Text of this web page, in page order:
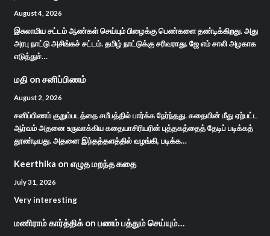
August 4, 2026
இசுலாமிய சட்டம் ஆண்கள் செய்யும் பிழைக்கு பெண்களை தண்டிக்கிறது. அது
அரபு நாட்டு அசிங்கச் சட்டம். தமிழ் நாட்டுக்கு சரிவராது. ஜே எம் சாலி அழகாக
எடுத்துச்…
மதி on சனிப்பிணம்
August 2, 2026
சனிப்பிணம் குறும்படத்தை சமீபத்தில் பார்க்க நேர்ந்தது. கதையின் மீது ஏற்பட்ட
ஆர்வம் அதனை உருவாக்கிய கதையாசிரியரின் புத்தகத்தைத் தேடிப் படிக்கத்
தூண்டியது. அதனை இந்தத்தளத்தில் வழங்கி, படிக்க…
Keerthika on எழுத மறந்த கதை
July 31, 2026
Very interesting
மணிராம் கார்த்திக்on பணம் பத்தும் செய்யும்…